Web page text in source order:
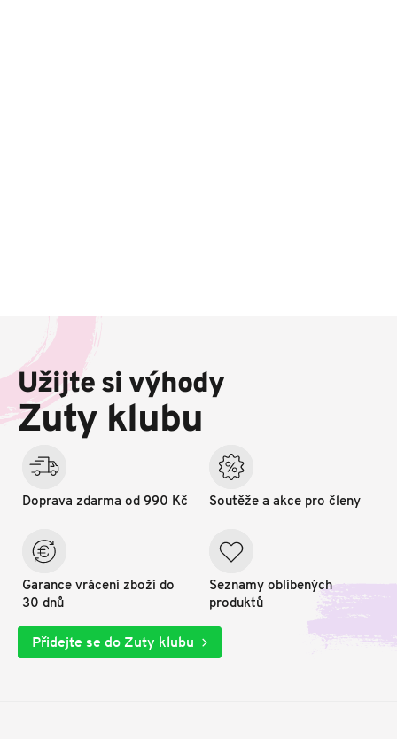
a
í
Užijte si výhody
Zuty klubu
Doprava zdarma od 990 Kč
Garance vrácení zboží do
30 dnů
Soutěže a akce pro členy
Seznamy oblíbených
produktů
Přidejte se do Zuty klubu